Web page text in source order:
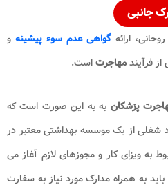
جانبی
ارائهگواهی عدم سوء پیشینهو
فرآیندمهاجرتاست.
پزشکان به به این صورت است که
شغلی از یک موسسه بهداشتی معتبر در
به ویزای کار و مجوزهای لازم آغاز می
به همراه مدارک مورد نیاز به سفارت